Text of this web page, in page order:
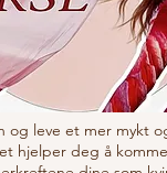
og leve et mer mykt
hjelper deg å